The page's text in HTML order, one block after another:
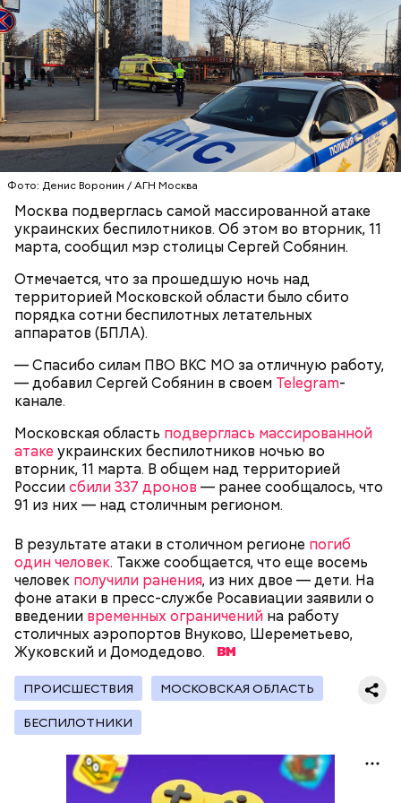
Фото: Денис Воронин / АГН Москва
Москва подверглась самой массированной атаке
украинских беспилотников. Об этом во вторник, 11
марта, сообщил мэр столицы Сергей Собянин.
Отмечается, что за прошедшую ночь над
территорией Московской области было сбито
порядка сотни беспилотных летательных
аппаратов (БПЛА).
— Спасибо силам ПВО ВКС МО за отличную работу,
— добавил Сергей Собянин в своем Telegram-
канале.
Московская область подверглась массированной
атаке украинских беспилотников ночью во
вторник, 11 марта. В общем над территорией
Россиисбили 337 дронов — ранее сообщалось, что
91 из них — над столичным регионом.
В результате атаки в столичном регионе погиб
один человек. Также сообщается, что еще восемь
человек получили ранения, из них двое — дети. На
фоне атаки в пресс-службе Росавиации заявили о
введении временных ограничений на работу
столичных аэропортов Внуково, Шереметьево,
Жуковский и Домодедово.
ПРОИСШЕСТВИЯ МОСКОВСКАЯ ОБЛАСТЬ
БЕСПИЛОТНИКИ
Молодого человека задержали. На первом же
допросе он признался, что планировал отравить
только отчима. Тогда следователи посчитали, что
мотивом преступления была квартира родителей,
которая в случае их смерти перешла бы сыну. Но
спустя несколько дней Миссюра заявил, что ранее
уже травил других людей.
Кто еще был жертвой Миссюры
Первой жертвой Миссюры была его девушка.
Именно на ней молодой человек впервые испытал
химикаты, купленные в интернет-магазине. 13
января 2024 года он подсыпал дихлорэтан в
коктейль возлюбленной, отчего у нее случился
инсульт. Девушка неделюпровела в коме, а после
выписки из больницы узнала, что Миссюра
оформил на нее несколько кредитов.
Примечательно, что летом 2023 года на Мутаева
уже нападали возле Школы единоборств. Тогда
неизвестный несколько раз выстрелил в
спортсмена из травматического пистолета, а боец
открыл огоньв ответ.
Как идет расследование
Вскоре в качестве главного подозреваемого в
убийстве спортсмена арестовали его 18-летнего
знакомого Надырхана Кадирханова. На допросе он
признал вину и показал следователям, как именно
совершил преступление и где спрятал оружие, из
которого застрелил Мутаева.